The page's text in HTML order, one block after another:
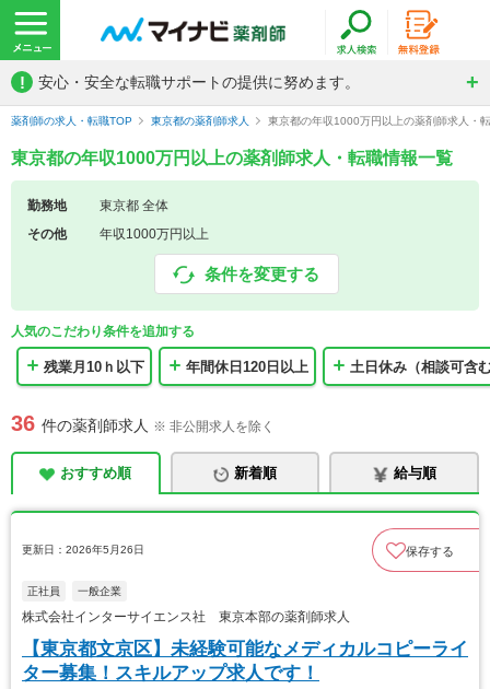
! 安心・安全な転職サポートの提供に努めます。
薬剤師の求人・転職TOP 東京都の薬剤師求人 東京都の年収1000万円以上の薬剤師求人・
東京都の年収1000万円以上の薬剤師求人・転職情報一覧
勤務地
東京都 全体
その他
年収1000万円以上
条件を変更する
人気のこだわり条件を追加する
残業月10ｈ以下 年間休日120日以上 土日休み（相談可含
36 件の薬剤師求人 ※ 非公開求人を除く
おすすめ順 新着順 給与順
更新日：2026年5月26日 保存する
正社員 一般企業
株式会社インターサイエンス社 東京本部の薬剤師求人
【東京都文京区】未経験可能なメディカルコピーライ
ター募集！スキルアップ求人です！